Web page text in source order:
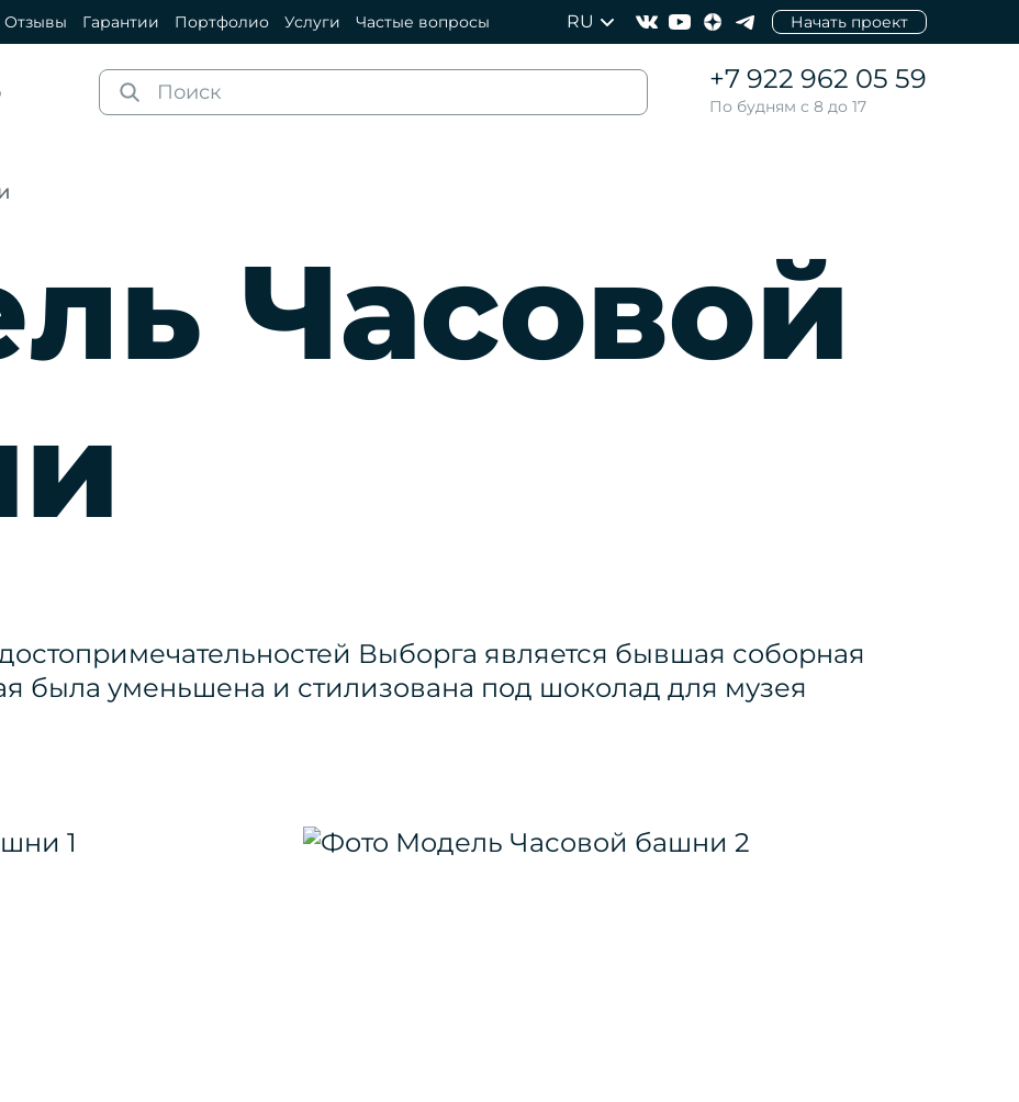
Отзывы Гарантии Портфолио Услуги Частые вопросы RU Начать проект
+7 922 962 05 59
По будням с 8 до 17
Часовой
Выборга является бывшая соборная
была уменьшена и стилизована под шоколад для музея